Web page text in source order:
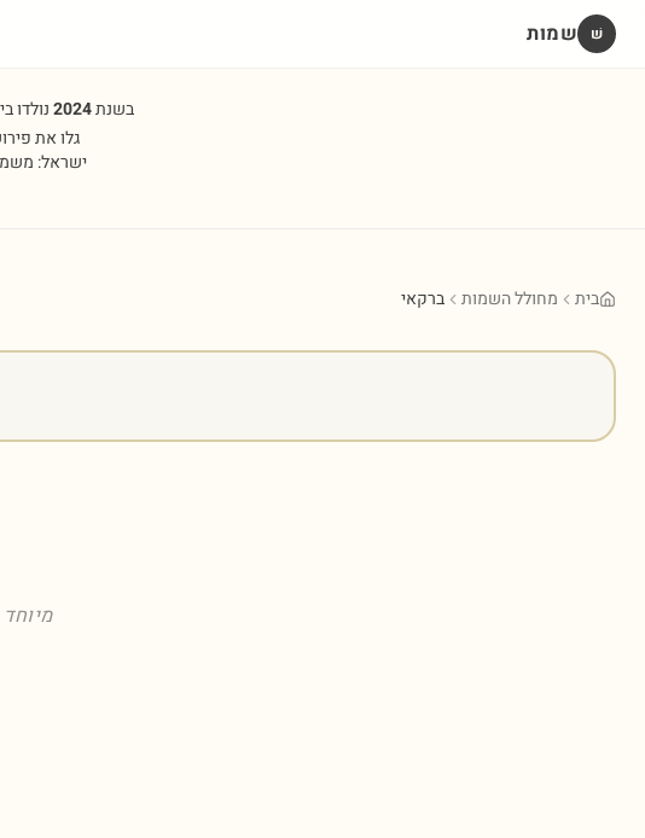
שׁ שמות
בשנת2024נולדו
גלו את
ישראל:
בית מחולל השמות ברקאי